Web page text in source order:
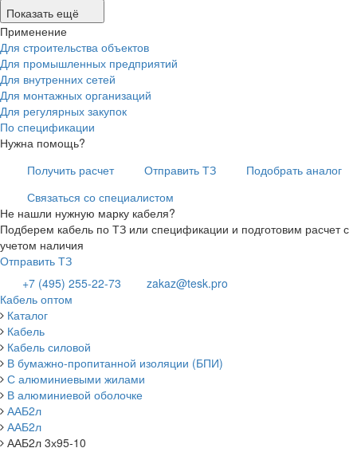
Показать ещё
Применение
Для строительства объектов
Для промышленных предприятий
Для внутренних сетей
Для монтажных организаций
Для регулярных закупок
По спецификации
Нужна помощь?
Получить расчет
Отправить ТЗ
Подобрать аналог
Связаться со специалистом
Не нашли нужную марку кабеля?
Подберем кабель по ТЗ или спецификации и подготовим расчет с
учетом наличия
Отправить ТЗ
+7 (495) 255-22-73
zakaz@tesk.pro
Кабель оптом
Каталог
Кабель
Кабель силовой
В бумажно-пропитанной изоляции (БПИ)
С алюминиевыми жилами
В алюминиевой оболочке
ААБ2л
ААБ2л
ААБ2л 3х95-10